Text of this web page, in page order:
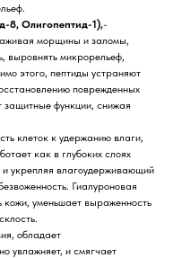
8, Олигопептид-1),-
морщины и заломы,
выровнять микрорельеф,
этого, пептиды устраняют
поврежденных
функции, снижая
клеток к удержанию влаги,
как в глубоких слоях
укрепляя влагоудерживающий
Гиалуроновая
кожи, уменьшает выраженность
обладает
увлажняет, и смягчает